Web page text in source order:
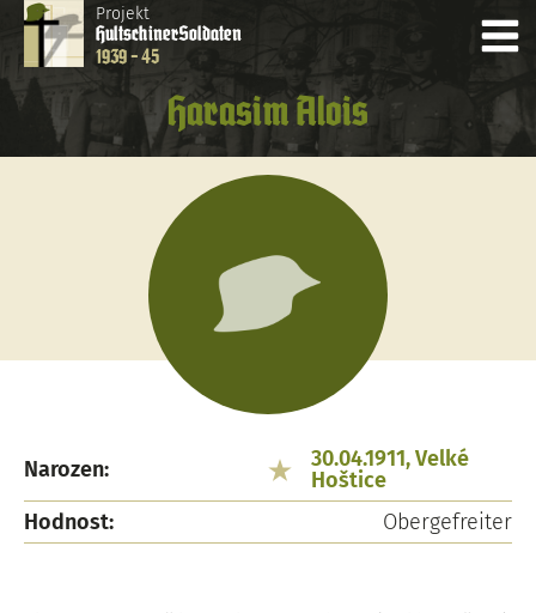
Projekt
HultschinerSoldaten
1939 - 45
Harasim Alois
Narozen:
30.04.1911, Velké
Hoštice
Hodnost:
Obergefreiter